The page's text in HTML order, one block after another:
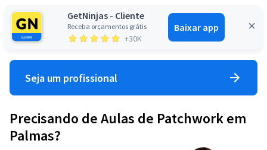
GetNinjas - Cliente
Receba orçamentos grátis
+30K
Baixar app
Entrar
Seja um profissional
Precisando de Aulas de Patchwork em
Palmas?